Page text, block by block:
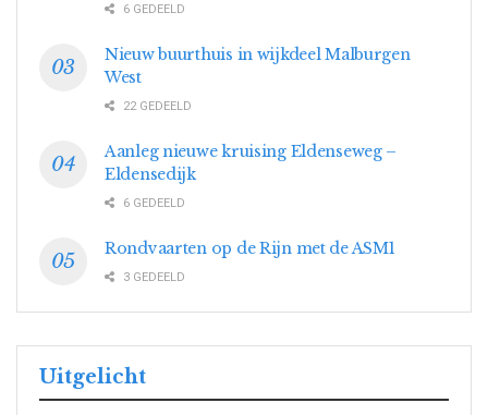
6 GEDEELD
Nieuw buurthuis in wijkdeel Malburgen
West
22 GEDEELD
Aanleg nieuwe kruising Eldenseweg –
Eldensedijk
6 GEDEELD
Rondvaarten op de Rijn met de ASM1
3 GEDEELD
Uitgelicht